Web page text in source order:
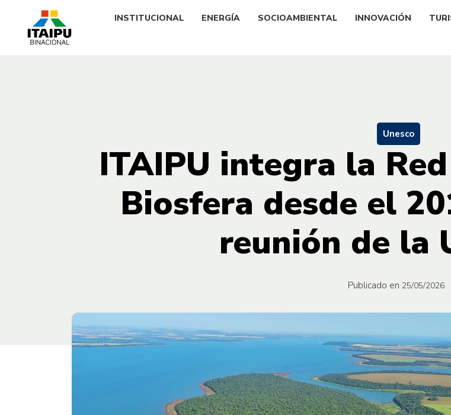
INSTITUCIONAL ENERGÍA SOCIOAMBIENTAL INNOVACIÓN
Unesco
ITAIPU integra la
Biosfera desde el
reunión de la
Publicado en 25/05/2026